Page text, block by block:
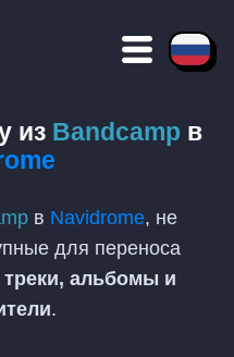
из Bandcamp в
в Navidrome, не
для переноса
альбомы и
.